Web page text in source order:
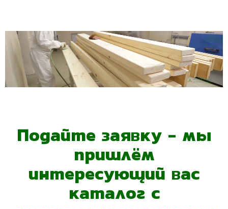
Подайте заявку - мы
пришлём
интересующий вас
каталог с